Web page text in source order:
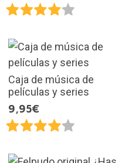
Caja de música de
películas y series
9,95€